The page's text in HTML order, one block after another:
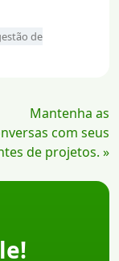
de
Mantenha as
com seus
de projetos. »